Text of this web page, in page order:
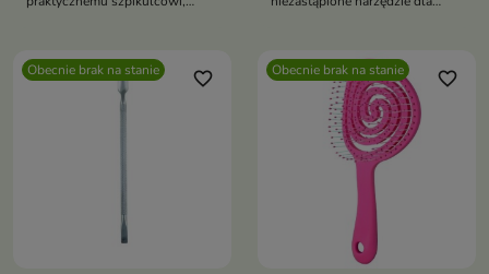
czy masek
Obecnie brak na stanie favorite_border Obecnie brak na stanie favorite_border